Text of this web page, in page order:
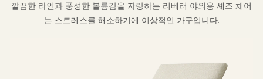
깔끔한 라인과 풍성한 볼륨감을 자랑하는 리베러 야외용 셰즈 체어
는 스트레스를 해소하기에 이상적인 가구입니다.